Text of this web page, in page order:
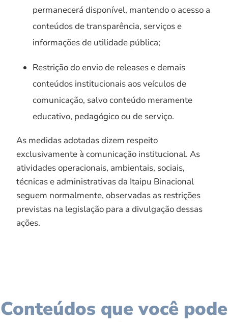
permanecerá disponível, mantendo o acesso a
conteúdos de transparência, serviços e
informações de utilidade pública;
Restrição do envio de releases e demais
conteúdos institucionais aos veículos de
comunicação, salvo conteúdo meramente
educativo, pedagógico ou de serviço.
As medidas adotadas dizem respeito
exclusivamente à comunicação institucional. As
atividades operacionais, ambientais, sociais,
técnicas e administrativas da Itaipu Binacional
seguem normalmente, observadas as restrições
previstas na legislação para a divulgação dessas
ações.
Conteúdos que você pode